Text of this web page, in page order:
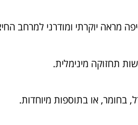
מראה יוקרתי ומודרני למרחב
תחזוקה מינימלית.
בחומר, או בתוספות מיוחדות.